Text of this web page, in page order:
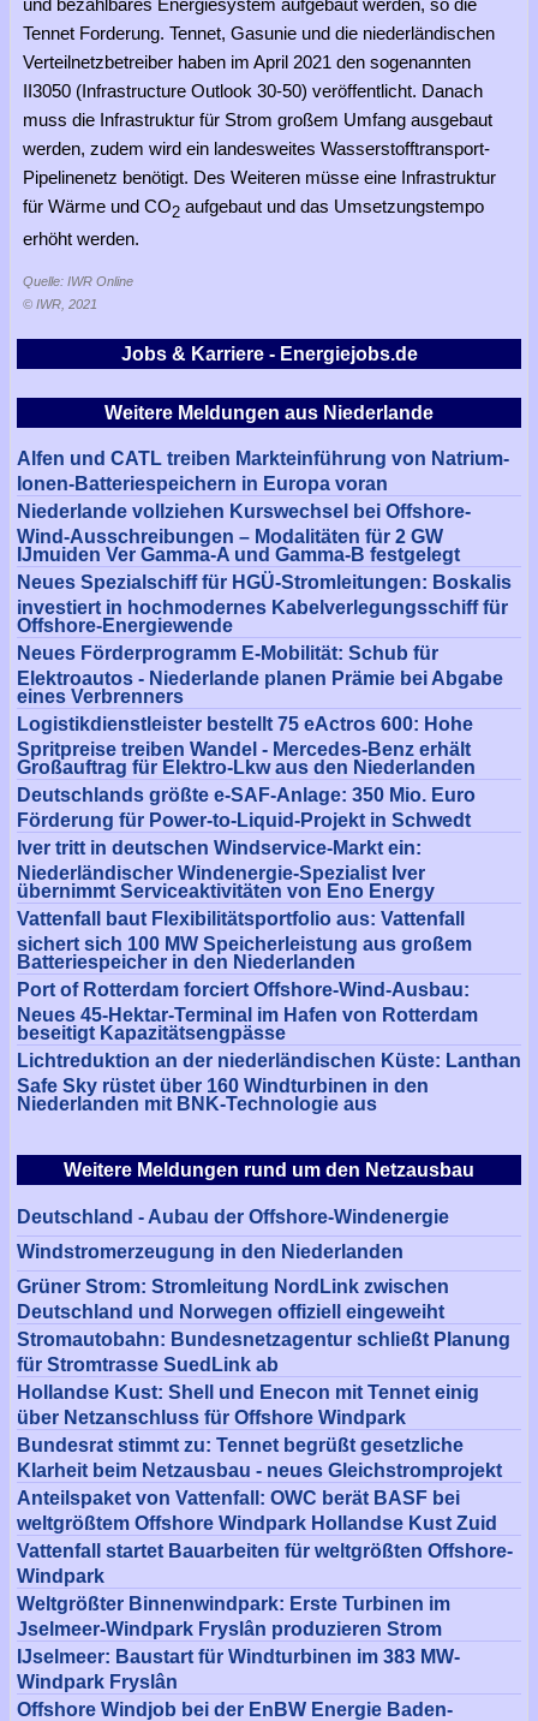
und bezahlbares Energiesystem aufgebaut werden, so die
Tennet Forderung. Tennet, Gasunie und die niederländischen
Verteilnetzbetreiber haben im April 2021 den sogenannten
II3050 (Infrastructure Outlook 30-50) veröffentlicht. Danach
muss die Infrastruktur für Strom großem Umfang ausgebaut
werden, zudem wird ein landesweites Wasserstofftransport-
Pipelinenetz benötigt. Des Weiteren müsse eine Infrastruktur
für Wärme und CO2 aufgebaut und das Umsetzungstempo
erhöht werden.
Quelle: IWR Online
© IWR, 2021
Weitere Meldungen rund um den Netzausbau
Deutschland - Aubau der Offshore-Windenergie
Windstromerzeugung in den Niederlanden
Grüner Strom: Stromleitung NordLink zwischen
Deutschland und Norwegen offiziell eingeweiht
Stromautobahn: Bundesnetzagentur schließt Planung
für Stromtrasse SuedLink ab
Hollandse Kust: Shell und Enecon mit Tennet einig
über Netzanschluss für Offshore Windpark
Bundesrat stimmt zu: Tennet begrüßt gesetzliche
Klarheit beim Netzausbau - neues Gleichstromprojekt
Anteilspaket von Vattenfall: OWC berät BASF bei
weltgrößtem Offshore Windpark Hollandse Kust Zuid
Vattenfall startet Bauarbeiten für weltgrößten Offshore-
Windpark
Weltgrößter Binnenwindpark: Erste Turbinen im
Jselmeer-Windpark Fryslân produzieren Strom
IJselmeer: Baustart für Windturbinen im 383 MW-
Windpark Fryslân
Offshore Windjob bei der EnBW Energie Baden-
Jobs & Karriere - Energiejobs.de
Weitere Meldungen aus Niederlande
Alfen und CATL treiben Markteinführung von Natrium-
Ionen-Batteriespeichern in Europa voran
Niederlande vollziehen Kurswechsel bei Offshore-
Wind-Ausschreibungen – Modalitäten für 2 GW
IJmuiden Ver Gamma-A und Gamma-B festgelegt
Neues Spezialschiff für HGÜ-Stromleitungen: Boskalis
investiert in hochmodernes Kabelverlegungsschiff für
Offshore-Energiewende
Neues Förderprogramm E-Mobilität: Schub für
Elektroautos - Niederlande planen Prämie bei Abgabe
eines Verbrenners
Logistikdienstleister bestellt 75 eActros 600: Hohe
Spritpreise treiben Wandel - Mercedes-Benz erhält
Großauftrag für Elektro-Lkw aus den Niederlanden
Deutschlands größte e-SAF-Anlage: 350 Mio. Euro
Förderung für Power-to-Liquid-Projekt in Schwedt
Iver tritt in deutschen Windservice-Markt ein:
Niederländischer Windenergie-Spezialist Iver
übernimmt Serviceaktivitäten von Eno Energy
Vattenfall baut Flexibilitätsportfolio aus: Vattenfall
sichert sich 100 MW Speicherleistung aus großem
Batteriespeicher in den Niederlanden
Port of Rotterdam forciert Offshore-Wind-Ausbau:
Neues 45-Hektar-Terminal im Hafen von Rotterdam
beseitigt Kapazitätsengpässe
Lichtreduktion an der niederländischen Küste: Lanthan
Safe Sky rüstet über 160 Windturbinen in den
Niederlanden mit BNK-Technologie aus